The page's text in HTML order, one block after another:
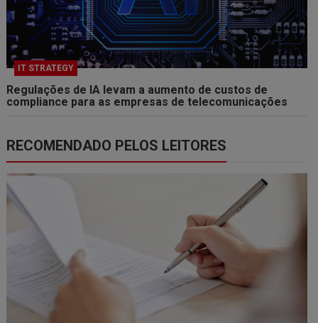
IT STRATEGY
Regulações de IA levam a aumento de custos de
compliance para as empresas de telecomunicações
RECOMENDADO PELOS LEITORES